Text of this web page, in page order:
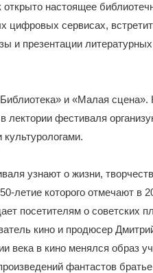
настоящее
цифровых сервисах,
и презентации
и «Малая сцена».
лектории фестиваля
узнают о жизни,
летие которого отмечают в
посетителям о советских
кино и продюсер
века в кино менялся образ
фантастов